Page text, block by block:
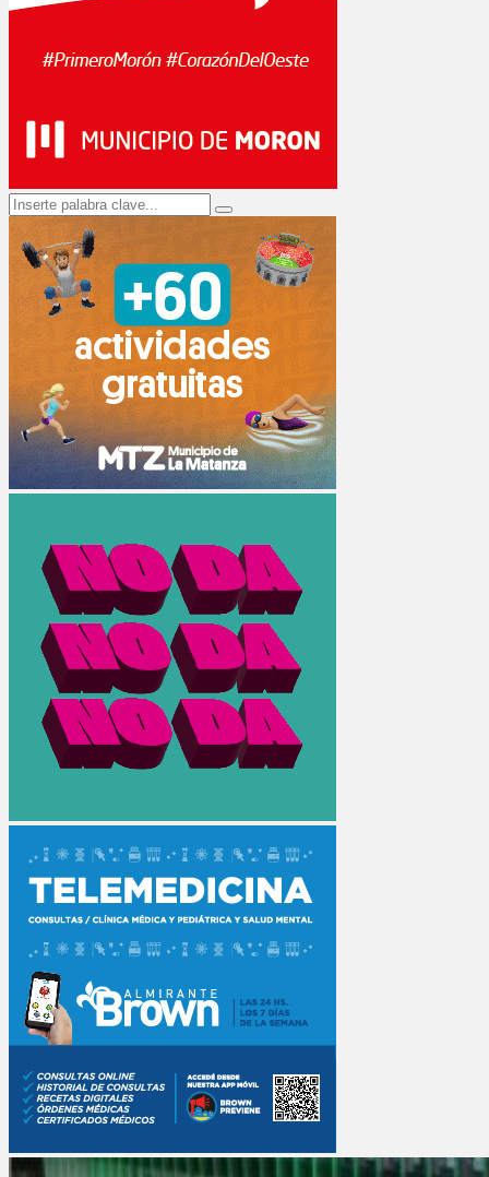
Search
for:
Search